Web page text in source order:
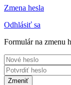
Zmena hesla
Odhlásiť sa
Formulár na zmenu
Zmeniť